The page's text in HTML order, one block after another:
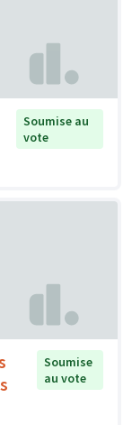
Soumise au
vote
Soumise
au vote